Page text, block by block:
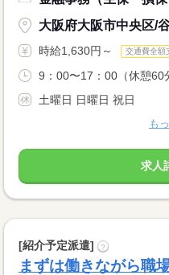
大阪府大阪市中央区/
時給1,630円～ 交通費全額
9：00〜17：00（休憩60
土曜日 日曜日 祝日
も
求人
[紹介予定派遣] ?
まずは働きながら職